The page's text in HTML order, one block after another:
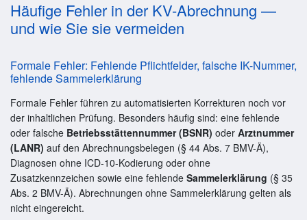
Häufige Fehler in der KV-Abrechnung —
und wie Sie sie vermeiden
Formale Fehler: Fehlende Pflichtfelder, falsche IK-Nummer,
fehlende Sammelerklärung
Formale Fehler führen zu automatisierten Korrekturen noch vor
der inhaltlichen Prüfung. Besonders häufig sind: eine fehlende
oder falsche Betriebsstättennummer (BSNR) oder Arztnummer
(LANR) auf den Abrechnungsbelegen (§ 44 Abs. 7 BMV-Ä),
Diagnosen ohne ICD-10-Kodierung oder ohne
Zusatzkennzeichen sowie eine fehlende Sammelerklärung (§ 35
Abs. 2 BMV-Ä). Abrechnungen ohne Sammelerklärung gelten als
nicht eingereicht.